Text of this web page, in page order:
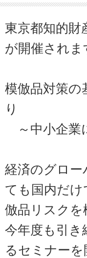
東京都知的財
が開催されま
模倣品対策の
り
～中小企業
経済のグロー
ても国内だ
倣品リスク
今年度も引き
るセミナー